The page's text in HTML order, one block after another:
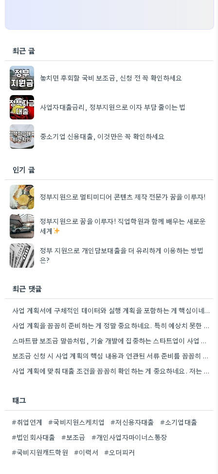
최근 글
놓치면 후회할 국비 보조금, 신청 전 꼭 확인하세요
사업자대출금리, 정부지원으로 이자 부담 줄이는 법
중소기업 신용대출, 이것만은 꼭 확인하세요
인기 글
정부지원으로 멀티미디어 콘텐츠 제작 전문가 꿈을 이루자!
정부지원으로 꿈을 이루자! 직업학원과 함께 배우는 새로운
세계
정부 지원으로 개인담보대출을 더 유리하게 이용하는 방법
은?
최근 댓글
사업 계획서에 구체적인 데이터와 실행 계획을 포함하는 게 핵심이네요. 제가 비슷한 경험이 있어서, 단순히 아이디어를…
사업 계획을 꼼꼼히 준비하는 게 정말 중요하네요. 특히 예상치 못한 지출 때문에 어려움을 겪는 경우도…
스마트팜 보조금 말씀처럼, 기술 개발에 집중하는 스타트업이 사업 모델과 연결해서 시너지를 낼 수 있다면 정말…
보조금 신청 시 사업 계획의 핵심 내용과 연관된 서류 준비를 꼼꼼히 하는 것이 중요하네요. 특히…
사업 계획에 맞춰 대출 조건을 꼼꼼히 확인하는 게 중요하네요. 저는 사업 확장 시 금리 변화를…
태그
#취업연계 #국비지원스케치업 #저신용자대출
#소기업대출
#법인회사대출
#보조금
#개인사업자마이너스통장
#국비지원캐드학원
#이력서 #오더피커